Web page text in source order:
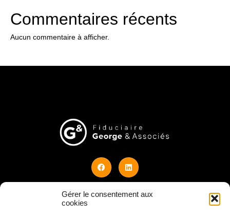
Gérer le consentement aux
cookies
Commentaires récents
Aucun commentaire à afficher.
© 2026 Design by Julien Watelet